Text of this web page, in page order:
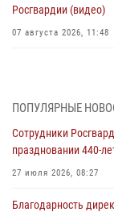
Росгвардии (видео)
07 августа 2026, 11:48
07 августа 2026, 10:57
Память
воинского долга,
округа Росгвардии
ПОПУЛЯРНЫЕ
Сотрудники
праздновании 440-
27 июля 2026, 08:27
Благодарность